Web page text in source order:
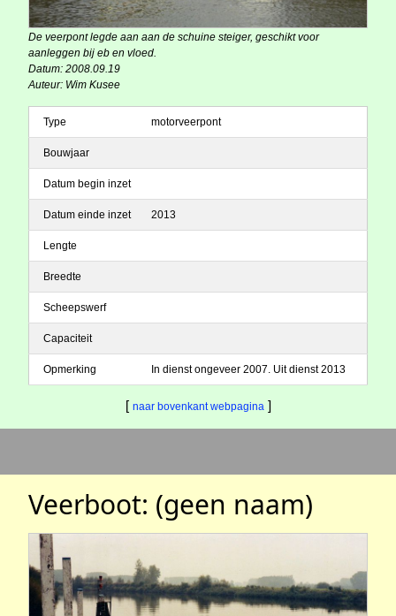
De veerpont legde aan aan de schuine steiger, geschikt voor
aanleggen bij eb en vloed.
Datum: 2008.09.19
Auteur: Wim Kusee
Type motorveerpont
Bouwjaar
Datum begin inzet
Datum einde inzet 2013
Lengte
Breedte
Scheepswerf
Capaciteit
Opmerking In dienst ongeveer 2007. Uit dienst 2013
[ naar bovenkant webpagina ]
Veerboot: (geen naam)